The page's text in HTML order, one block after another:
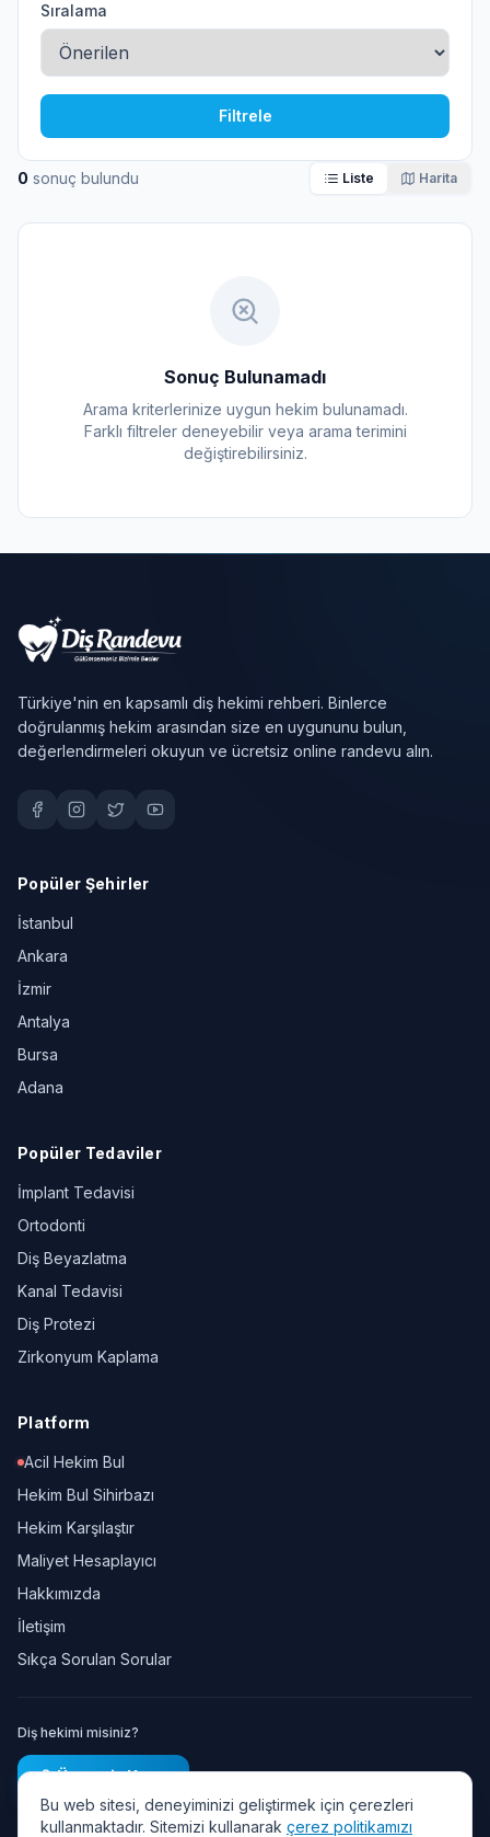
Sıralama
Filtrele
0 sonuç bulundu Liste Harita
Sonuç Bulunamadı
Arama kriterlerinize uygun hekim bulunamadı.
Farklı filtreler deneyebilir veya arama terimini
değiştirebilirsiniz.
Türkiye'nin en kapsamlı diş hekimi rehberi. Binlerce
doğrulanmış hekim arasından size en uygununu bulun,
değerlendirmeleri okuyun ve ücretsiz online randevu alın.
Popüler Şehirler
İstanbul
Ankara
İzmir
Antalya
Bursa
Adana
Popüler Tedaviler
İmplant Tedavisi
Ortodonti
Diş Beyazlatma
Kanal Tedavisi
Diş Protezi
Zirkonyum Kaplama
Platform
Acil Hekim Bul
Hekim Bul Sihirbazı
Hekim Karşılaştır
Maliyet Hesaplayıcı
Hakkımızda
İletişim
Sıkça Sorulan Sorular
Diş hekimi misiniz?
Ücretsiz Kayıt
Bu web sitesi, deneyiminizi geliştirmek için çerezleri
kullanmaktadır. Sitemizi kullanarak çerez politikamızı